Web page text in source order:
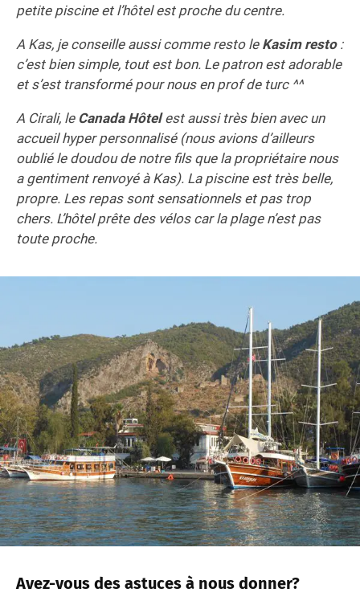
petite piscine et l’hôtel est proche du centre.
A Kas, je conseille aussi comme resto le Kasim resto:
c’est bien simple, tout est bon. Le patron est adorable
et s’est transformé pour nous en prof de turc ^^
A Cirali, le Canada Hôtelest aussi très bien avec un
accueil hyper personnalisé (nous avions d’ailleurs
oublié le doudou de notre fils que la propriétaire nous
a gentiment renvoyé à Kas). La piscine est très belle,
propre. Les repas sont sensationnels et pas trop
chers. L’hôtel prête des vélos car la plage n’est pas
toute proche.
Avez-vous des astuces à nous donner?